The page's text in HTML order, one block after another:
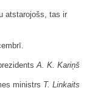
atstarojošs, tas ir
A. K. Kariņš
ministrs T. Linkaits